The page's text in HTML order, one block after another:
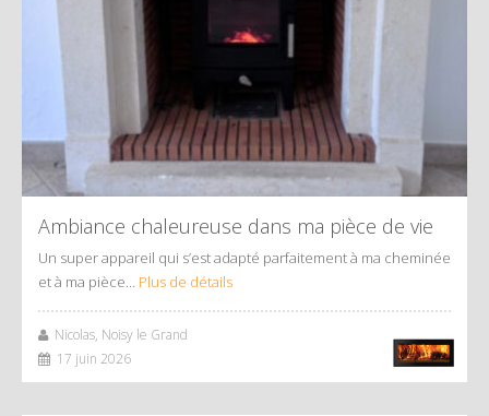
Ambiance chaleureuse dans ma pièce de vie
Un super appareil qui s’est adapté parfaitement à ma cheminée
et à ma pièce… Plus de détails
Nicolas, Noisy le Grand
17 juin 2026